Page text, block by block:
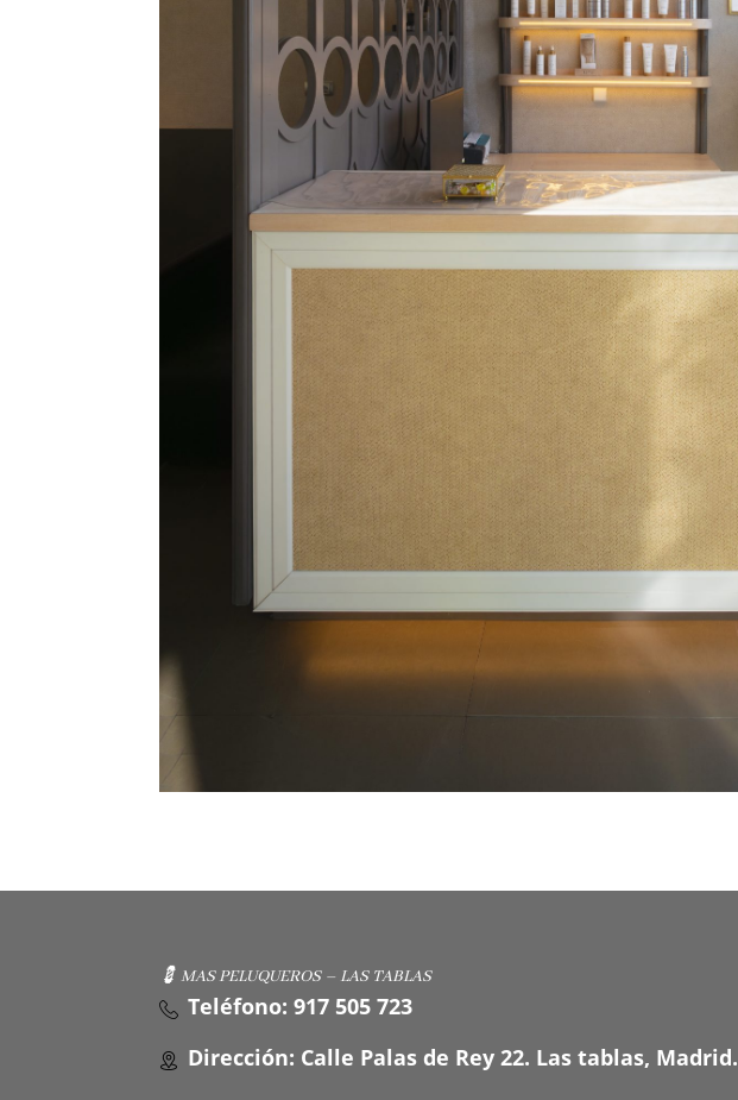
💈 MAS PELUQUEROS – LAS TABLAS
Teléfono: 917 505 723
Dirección: Calle Palas de Rey 22. Las tablas, Madrid.